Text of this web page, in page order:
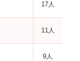
17人
11人
9人